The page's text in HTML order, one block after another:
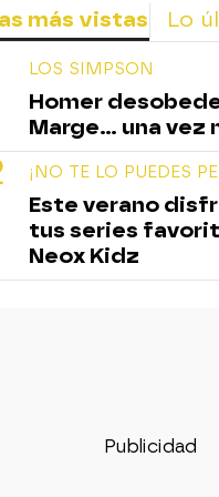
más vistas Lo
LOS SIMPSON
Homer
Marge... una vez
¡NO TE LO PUEDES
Este verano
tus series
Neox Kidz